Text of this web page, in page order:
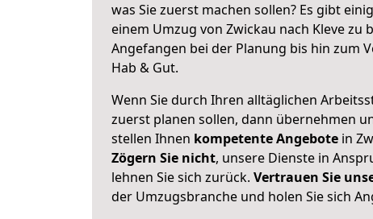
was Sie zuerst machen sollen? Es gibt
einem Umzug von Zwickau nach Kleve zu
Angefangen bei der Planung bis hin zum
Hab & Gut.
Wenn Sie durch Ihren alltäglichen
zuerst planen sollen, dann übernehmen
stellen Ihnen kompetente Angebote in
Zögern Sie nicht, unsere Dienste in
lehnen Sie sich zurück. Vertrauen Sie
der Umzugsbranche und holen Sie sich